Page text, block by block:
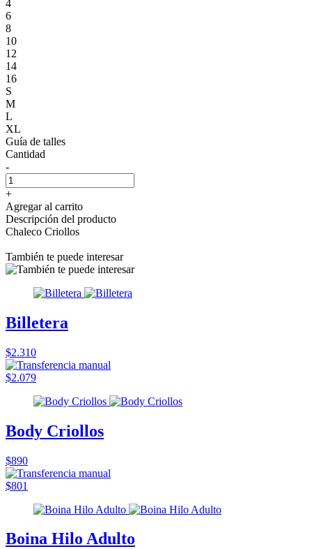
4
6
8
10
12
14
16
S
M
L
XL
Guía de talles
Cantidad
-
+
Agregar al carrito
Descripción del producto
Chaleco Criollos
También te puede interesar
Billetera
$2.310
$2.079
Body Criollos
$890
$801
Boina Hilo Adulto